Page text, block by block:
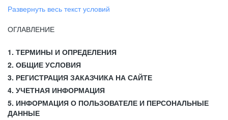
Развернуть весь текст условий
ОГЛАВЛЕНИЕ
1. ТЕРМИНЫ И ОПРЕДЕЛЕНИЯ
2. ОБЩИЕ УСЛОВИЯ
3. РЕГИСТРАЦИЯ ЗАКАЗЧИКА НА САЙТЕ
4. УЧЕТНАЯ ИНФОРМАЦИЯ
5. ИНФОРМАЦИЯ О ПОЛЬЗОВАТЕЛЕ И ПЕРСОНАЛЬНЫЕ
ДАННЫЕ